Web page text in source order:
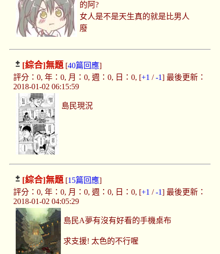
的阿?
女人是不是天生真的就是比男人
廢
[綜合]無題[40篇回應]
評分：0, 年：0, 月：0, 週：0, 日：0, [+1 /-1] 最後更新：
2018-01-02 06:15:59
島民現況
[綜合]無題[15篇回應]
評分：0, 年：0, 月：0, 週：0, 日：0, [+1 /-1] 最後更新：
2018-01-02 04:05:29
島民A夢有沒有好看的手機桌布
求支援! 太色的不行喔